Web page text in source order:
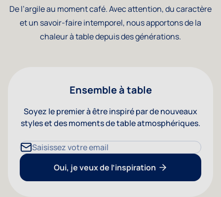
De l’argile au moment café. Avec attention, du caractère
et un savoir-faire intemporel, nous apportons de la
chaleur à table depuis des générations.
Ensemble à table
Soyez le premier à être inspiré par de nouveaux
styles et des moments de table atmosphériques.
Adresse mail
Oui, je veux de l’inspiration